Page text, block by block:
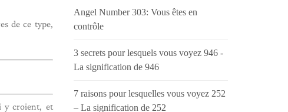
de ce type,
y croient, et
Angel Number 303: Vous êtes en
contrôle
3 secrets pour lesquels vous voyez 946 -
La signification de 946
7 raisons pour lesquelles vous voyez 252
– La signification de 252